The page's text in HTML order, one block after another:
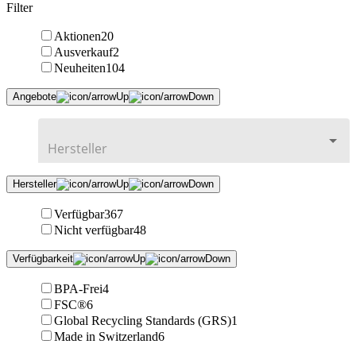
Filter
Aktionen20
Ausverkauf2
Neuheiten104
Angebote
Hersteller
Verfügbar367
Nicht verfügbar48
Verfügbarkeit
BPA-Frei4
FSC®6
Global Recycling Standards (GRS)1
Made in Switzerland6